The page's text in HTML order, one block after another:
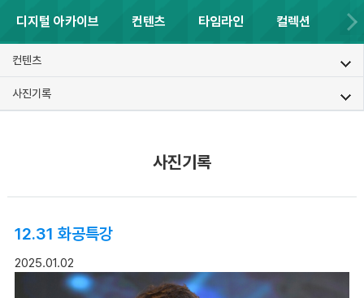
디지털 아카이브 컨텐츠 타임라인 컬렉션
컨텐츠
사진기록
사진기록
12.31 화공특강
2025.01.02